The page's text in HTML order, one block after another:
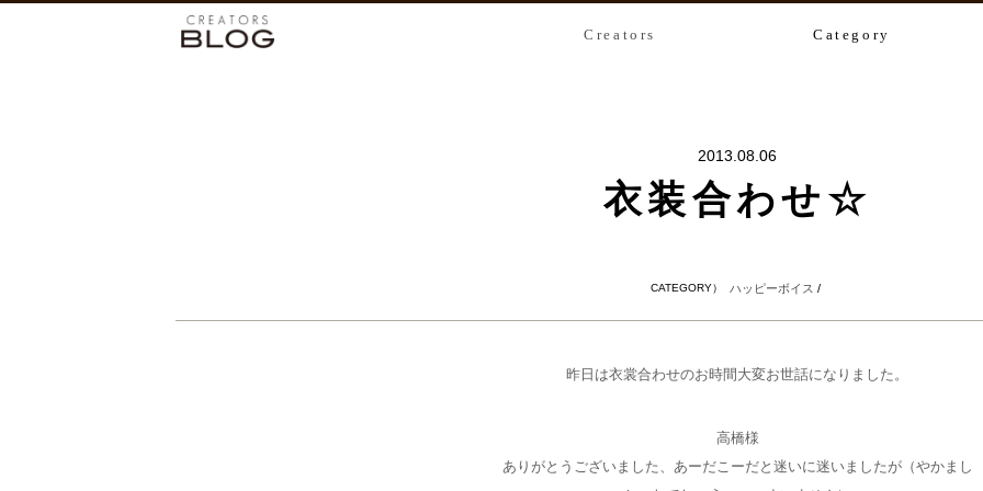
Creators Category
2013.08.06
衣装合わせ☆
CATEGORY） ハッピーボイス /
昨日は衣裳合わせのお時間大変お世話になりました。
高橋様
ありがとうございました、あーだこーだと迷いに迷いましたが（やかまし